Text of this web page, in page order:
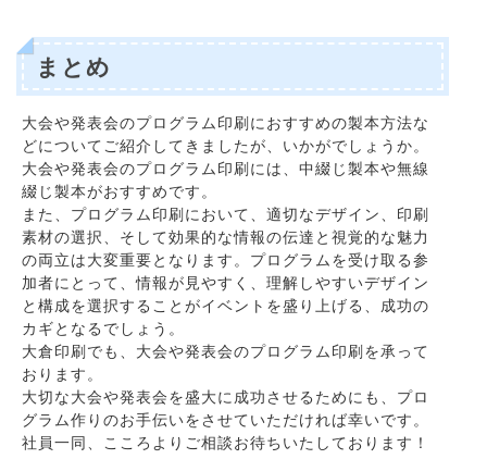
まとめ
大会や発表会のプログラム印刷におすすめの製本方法な
どについてご紹介してきましたが、いかがでしょうか。
大会や発表会のプログラム印刷には、中綴じ製本や無線
綴じ製本がおすすめです。
また、プログラム印刷において、適切なデザイン、印刷
素材の選択、そして効果的な情報の伝達と視覚的な魅力
の両立は大変重要となります。プログラムを受け取る参
加者にとって、情報が見やすく、理解しやすいデザイン
と構成を選択することがイベントを盛り上げる、成功の
カギとなるでしょう。
大倉印刷でも、大会や発表会のプログラム印刷を承って
おります。
大切な大会や発表会を盛大に成功させるためにも、プロ
グラム作りのお手伝いをさせていただければ幸いです。
社員一同、こころよりご相談お待ちいたしております！